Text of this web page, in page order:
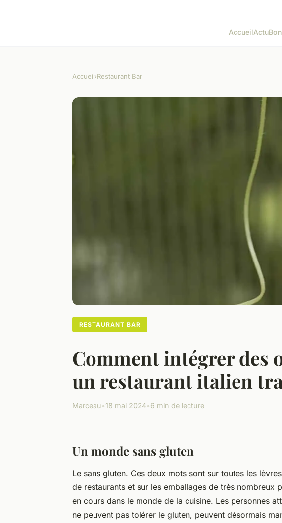
AccueilActu
Accueil›Restaurant Bar
RESTAURANT BAR
Comment intégrer des
un restaurant italien
Marceau•18 mai 2024•6 min de lecture
Un monde sans gluten
Le sans gluten. Ces deux mots sont sur toutes les
de restaurants et sur les emballages de très nombreux
en cours dans le monde de la cuisine. Les personnes
ne peuvent pas tolérer le gluten, peuvent désormais